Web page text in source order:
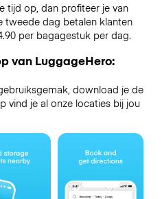
tijd op, dan profiteer je van
tweede dag betalen klanten
per bagagestuk per dag.
van LuggageHero:
download je de
vind je al onze locaties bij jou